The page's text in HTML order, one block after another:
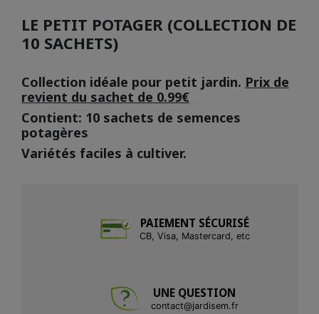
LE PETIT POTAGER (COLLECTION DE
10 SACHETS)
Collection idéale pour petit jardin. Prix de
revient du sachet de 0.99€
Contient: 10 sachets de semences
potagères
Variétés faciles à cultiver.
PAIEMENT SÉCURISÉ
CB, Visa, Mastercard, etc
UNE QUESTION
contact@jardisem.fr